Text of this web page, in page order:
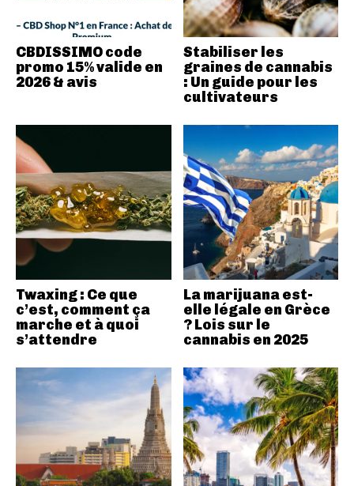
CBDISSIMO code
promo 15% valide en
2026 & avis
Stabiliser les
graines de cannabis
: Un guide pour les
cultivateurs
Twaxing : Ce que
c’est, comment ça
marche et à quoi
s’attendre
La marijuana est-
elle légale en Grèce
? Lois sur le
cannabis en 2025